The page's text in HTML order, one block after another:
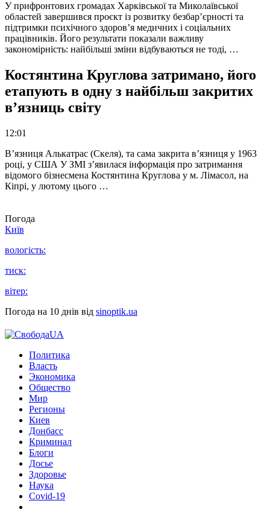
У прифронтових громадах Харківської та Миколаївської
областей завершився проєкт із розвитку безбар’єрності та
підтримки психічного здоров’я медичних і соціальних
працівників. Його результати показали важливу
закономірність: найбільші зміни відбуваються не тоді, …
Костянтина Круглова затримано, його
етапують в одну з найбільш закритих
в’язниць світу
12:01
В’язниця Алькатрас (Скеля), та сама закрита в’язниця у 1963
році, у США У ЗМІ з’явилася інформація про затримання
відомого бізнесмена Костянтина Круглова у м. Лімасол, на
Кіпрі, у лютому цього …
Погода
Київ
вологість:
тиск:
вітер:
Погода на 10 днів від sinoptik.ua
Политика
Власть
Экономика
Общество
Мир
Регионы
Киев
Донбасс
Криминал
Блоги
Досье
Здоровье
Наука
Covid-19